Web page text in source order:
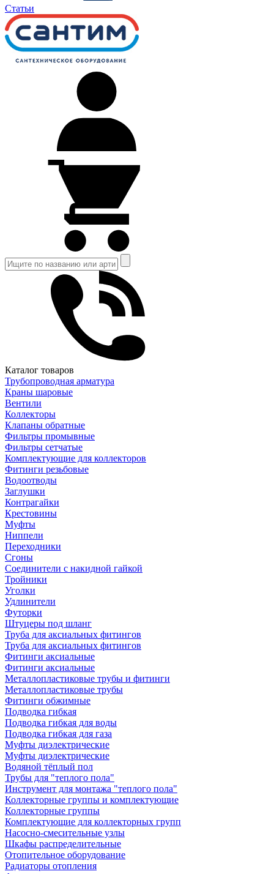
Статьи
Каталог товаров
Трубопроводная арматура
Краны шаровые
Вентили
Коллекторы
Клапаны обратные
Фильтры промывные
Фильтры сетчатые
Комплектующие для коллекторов
Фитинги резьбовые
Водоотводы
Заглушки
Контрагайки
Крестовины
Муфты
Ниппели
Переходники
Сгоны
Соединители с накидной гайкой
Тройники
Уголки
Удлинители
Футорки
Штуцеры под шланг
Труба для аксиальных фитингов
Труба для аксиальных фитингов
Фитинги аксиальные
Фитинги аксиальные
Металлопластиковые трубы и фитинги
Металлопластиковые трубы
Фитинги обжимные
Подводка гибкая
Подводка гибкая для воды
Подводка гибкая для газа
Муфты диэлектрические
Муфты диэлектрические
Водяной тёплый пол
Трубы для "теплого пола"
Инструмент для монтажа "теплого пола"
Коллекторные группы и комплектующие
Коллекторные группы
Комплектующие для коллекторных групп
Насосно-смесительные узлы
Шкафы распределительные
Отопительное оборудование
Радиаторы отопления